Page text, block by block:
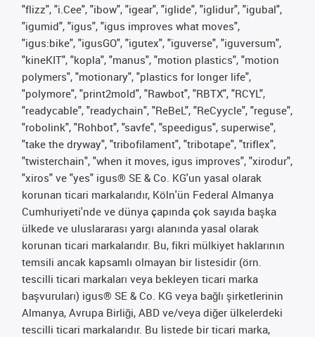
"flizz", "i.Cee", "ibow", "igear", "iglide", "iglidur", "igubal",
"igumid", "igus", "igus improves what moves",
"igus:bike", "igusGO", "igutex", "iguverse", "iguversum",
"kineKIT", "kopla", "manus", "motion plastics", "motion
polymers", "motionary", "plastics for longer life",
"polymore", "print2mold", "Rawbot", "RBTX", "RCYL",
"readycable", "readychain", "ReBeL", "ReCyycle", "reguse",
"robolink", "Rohbot", "savfe", "speedigus", superwise",
"take the dryway", "tribofilament", "tribotape", "triflex",
"twisterchain", "when it moves, igus improves", "xirodur",
"xiros" ve "yes" igus® SE & Co. KG'un yasal olarak
korunan ticari markalarıdır, Köln'ün Federal Almanya
Cumhuriyeti'nde ve dünya çapında çok sayıda başka
ülkede ve uluslararası yargı alanında yasal olarak
korunan ticari markalarıdır. Bu, fikri mülkiyet haklarının
temsili ancak kapsamlı olmayan bir listesidir (örn.
tescilli ticari markaları veya bekleyen ticari marka
başvuruları) igus® SE & Co. KG veya bağlı şirketlerinin
Almanya, Avrupa Birliği, ABD ve/veya diğer ülkelerdeki
tescilli ticari markalarıdır. Bu listede bir ticari marka,